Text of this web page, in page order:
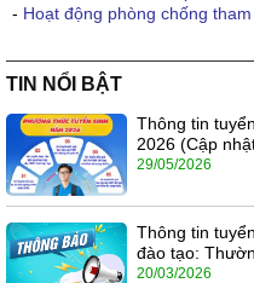
- Hoạt động phòng chống tham
TIN NỔI BẬT
Thông tin
2026 (Cập
29/05/2026
Thông tin
đào tạo:
20/03/2026